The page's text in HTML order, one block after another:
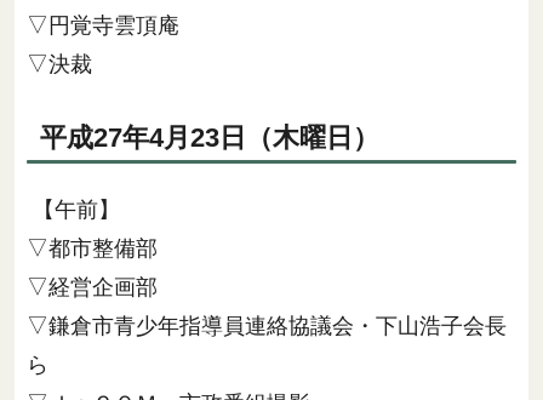
▽円覚寺雲頂庵
▽決裁
平成27年4月23日（木曜日）
【午前】
▽都市整備部
▽経営企画部
▽鎌倉市青少年指導員連絡協議会・下山浩子会長
ら